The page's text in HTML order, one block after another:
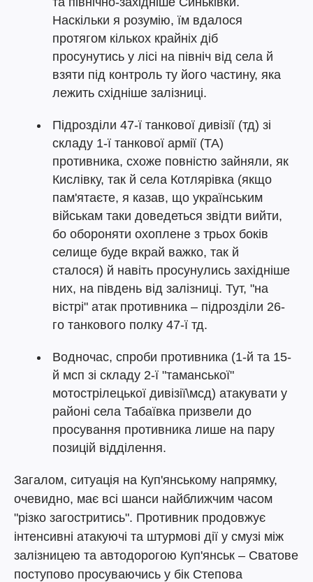
Наскільки я розумію, їм вдалося
протягом кількох крайніх діб
просунутись у лісі на північ від села й
взяти під контроль ту його частину, яка
лежить східніше залізниці.
Підрозділи 47-ї танкової дивізії (тд) зі
складу 1-ї танкової армії (ТА)
противника, схоже повністю зайняли, як
Кислівку, так й села Котлярівка (якщо
пам'ятаєте, я казав, що українським
військам таки доведеться звідти вийти,
бо обороняти охоплене з трьох боків
селище буде вкрай важко, так й
сталося) й навіть просунулись західніше
них, на південь від залізниці. Тут, "на
вістрі" атак противника – підрозділи 26-
го танкового полку 47-ї тд.
Водночас, спроби противника (1-й та 15-
й мсп зі складу 2-ї "таманської"
мотострілецької дивізії\мсд) атакувати у
районі села Табаївка призвели до
просування противника лише на пару
позицій відділення.
Загалом, ситуація на Куп'янському напрямку,
очевидно, має всі шанси найближчим часом
"різко загостритись". Противник продовжує
інтенсивні атакуючі та штурмові дії у смузі між
залізницею та автодорогою Куп'янськ – Сватове
поступово просуваючись у бік Степова